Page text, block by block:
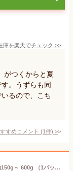
庫を楽天でチェック >>
がつくからと夏
。うずらも同
るので、こち
すめコメント (1件) >
かめ屋厳選堂 本場 熊本 馬刺し 豪華 3種盛り 約150g～ 600g （1パック：50g） 専用タレ付き 馬肉 馬刺 赤身 霜降り フタエゴ 小分け